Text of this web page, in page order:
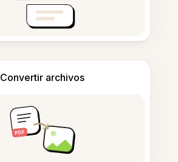
Convertir archivos